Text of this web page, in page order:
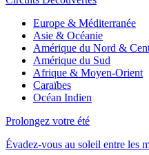
Europe & Méditerranée
Asie & Océanie
Amérique du Nord &
Amérique du Sud
Afrique & Moyen-Orient
Caraïbes
Océan Indien
Prolongez votre été
Évadez-vous au soleil entre les